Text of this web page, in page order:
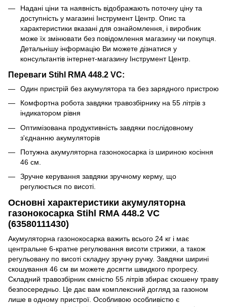
Надані ціни та наявність відображають поточну ціну та
доступність у магазині Інструмент Центр. Опис та
характеристики вказані для ознайомлення, і виробник
може їх змінювати без повідомлення магазину чи покупця.
Детальнішу інформацію Ви можете дізнатися у
консультантів інтернет-магазину Інструмент Центр.
Переваги Stihl RMA 448.2 VC:
Один пристрій без акумулятора та без зарядного пристрою
Комфортна робота завдяки травозбірнику на 55 літрів з
індикатором рівня
Оптимізована продуктивність завдяки послідовному
з'єднанню акумуляторів
Потужна акумуляторна газонокосарка із шириною косіння
46 см.
Зручне керування завдяки зручному керму, що
регулюється по висоті.
Основні характеристики акумуляторна
газонокосарка Stihl RMA 448.2 VC
(63580111430)
Акумуляторна газонокосарка важить всього 24 кг і має
центральне 6-кратне регулювання висоти стрижки, а також
регульовану по висоті складну зручну ручку. Завдяки ширині
скошування 46 см ви можете досягти швидкого прогресу.
Складний травозбірник ємністю 55 літрів збирає скошену траву
безпосередньо. Це дає вам комплексний догляд за газоном
лише в одному пристрої. Особливою особливістю є